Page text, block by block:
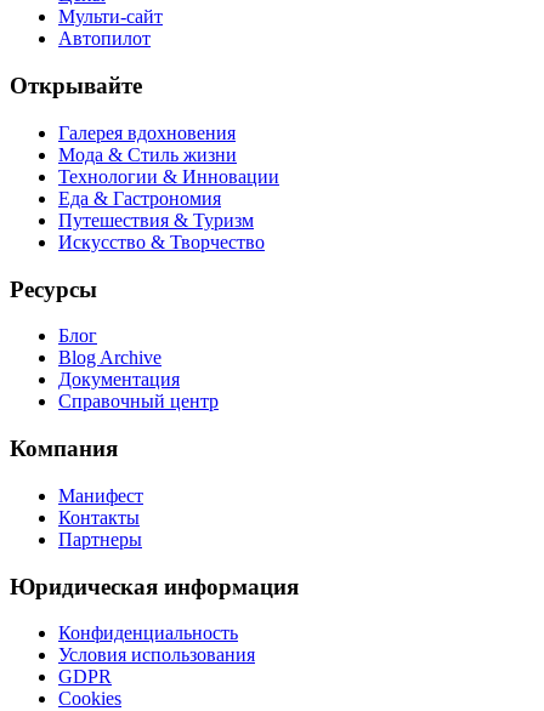
Мульти-сайт
Автопилот
Открывайте
Галерея вдохновения
Мода & Стиль жизни
Технологии & Инновации
Еда & Гастрономия
Путешествия & Туризм
Искусство & Творчество
Ресурсы
Блог
Blog Archive
Документация
Справочный центр
Компания
Манифест
Контакты
Партнеры
Юридическая информация
Конфиденциальность
Условия использования
GDPR
Cookies